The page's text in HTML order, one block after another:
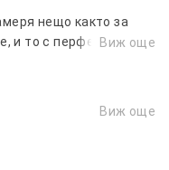
нещо както за
и то с перфектноВиж още
Виж още